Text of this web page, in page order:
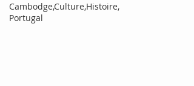
Cambodge,Culture,Histoire,
Portugal